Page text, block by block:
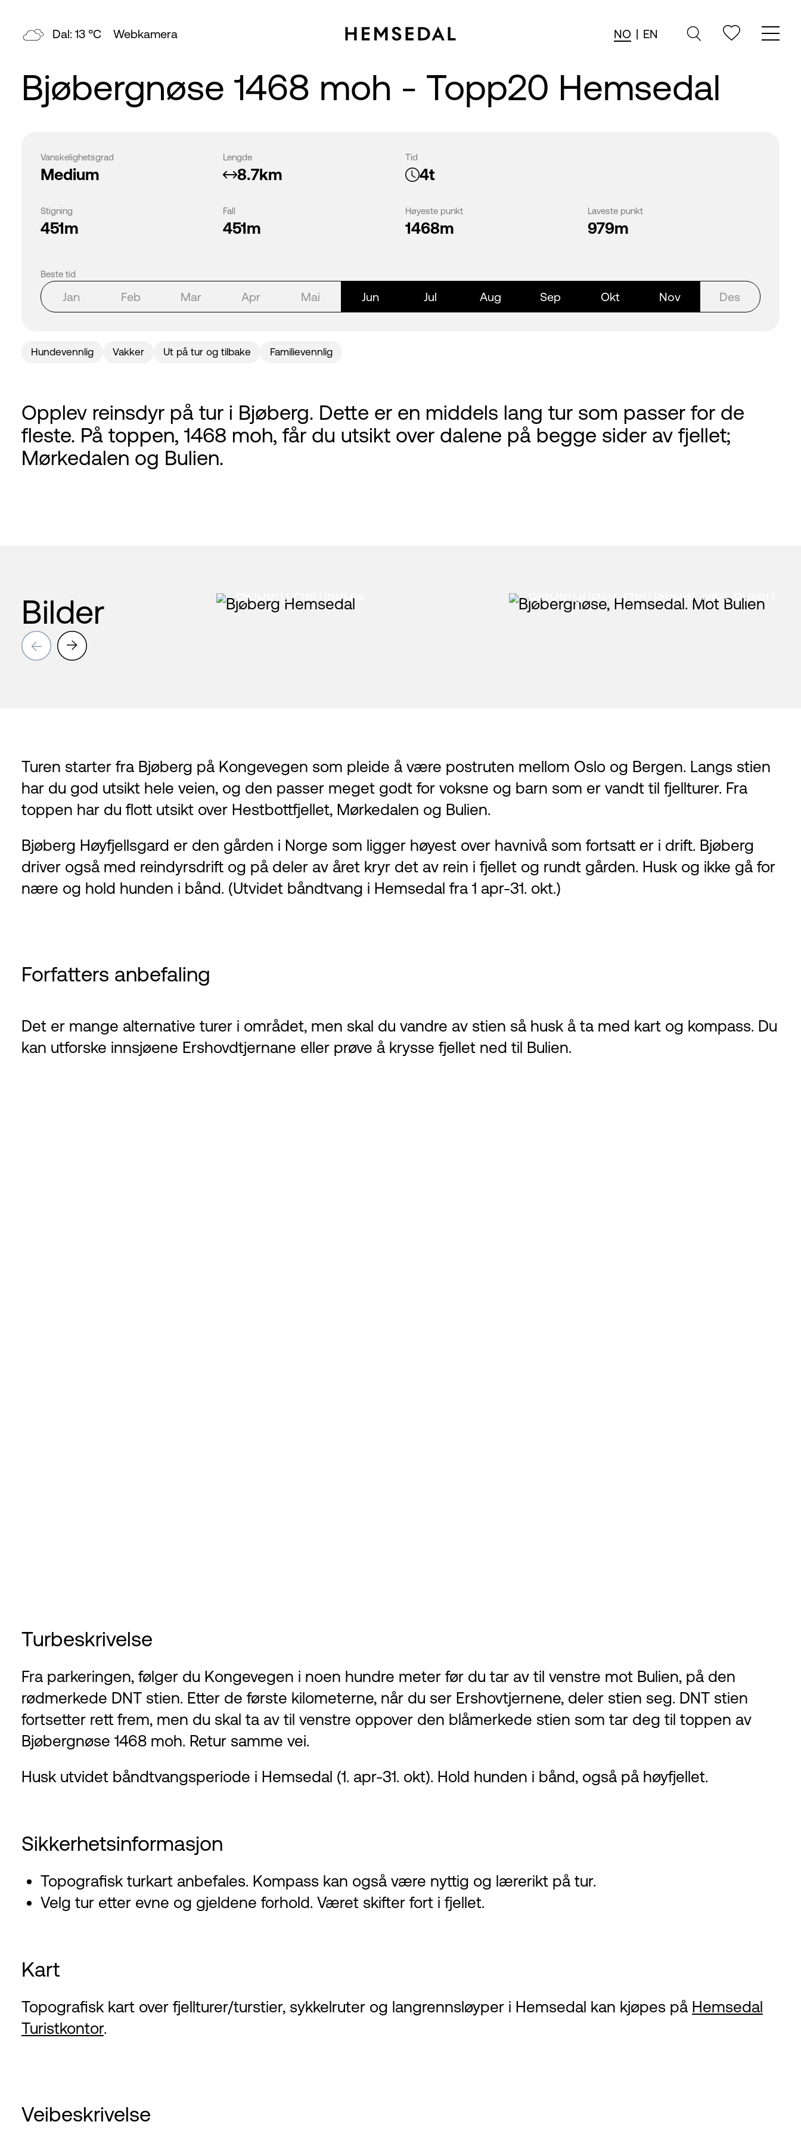
Dal: 13 °C Webkamera NO | EN
Bjøbergnøse 1468 moh - Topp20 Hemsedal
Vanskelighetsgrad
Medium
Lengde
8.7km
Tid
4t
Stigning
451m
Fall
451m
Høyeste punkt
1468m
Laveste punkt
979m
Beste tid
Jan Feb Mar Apr Mai Jun Jul Aug Sep Okt Nov Des
Hundevennlig Vakker Ut på tur og tilbake Familievennlig
Opplev reinsdyr på tur i Bjøberg. Dette er en middels lang tur som passer for de
fleste. På toppen, 1468 moh, får du utsikt over dalene på begge sider av fjellet;
Mørkedalen og Bulien.
Bilder
→ →
Bjøberg Hemsedal Bjøbergnøse, Hemsedal. Mot Bulien
Turen starter fra Bjøberg på Kongevegen som pleide å være postruten mellom Oslo og Bergen. Langs stien
har du god utsikt hele veien, og den passer meget godt for voksne og barn som er vandt til fjellturer. Fra
toppen har du flott utsikt over Hestbottfjellet, Mørkedalen og Bulien.
Bjøberg Høyfjellsgard er den gården i Norge som ligger høyest over havnivå som fortsatt er i drift. Bjøberg
driver også med reindyrsdrift og på deler av året kryr det av rein i fjellet og rundt gården. Husk og ikke gå for
nære og hold hunden i bånd. (Utvidet båndtvang i Hemsedal fra 1 apr-31. okt.)
Forfatters anbefaling
Det er mange alternative turer i området, men skal du vandre av stien så husk å ta med kart og kompass. Du
kan utforske innsjøene Ershovdtjernane eller prøve å krysse fjellet ned til Bulien.
Turbeskrivelse
Fra parkeringen, følger du Kongevegen i noen hundre meter før du tar av til venstre mot Bulien, på den
rødmerkede DNT stien. Etter de første kilometerne, når du ser Ershovtjernene, deler stien seg. DNT stien
fortsetter rett frem, men du skal ta av til venstre oppover den blåmerkede stien som tar deg til toppen av
Bjøbergnøse 1468 moh. Retur samme vei.
Husk utvidet båndtvangsperiode i Hemsedal (1. apr-31. okt). Hold hunden i bånd, også på høyfjellet.
Sikkerhetsinformasjon
Topografisk turkart anbefales. Kompass kan også være nyttig og lærerikt på tur.
Velg tur etter evne og gjeldene forhold. Været skifter fort i fjellet.
Kart
Topografisk kart over fjellturer/turstier, sykkelruter og langrennsløyper i Hemsedal kan kjøpes på Hemsedal
Turistkontor.
Veibeskrivelse